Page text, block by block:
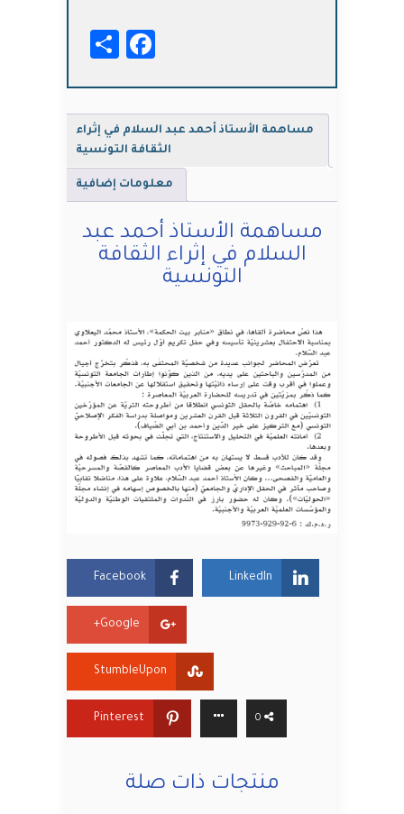
Facebook
مساهمة الأستاذ أحمد عبد السلام في إثراء
الثقافة التونسية
معلومات إضافية
مساهمة الأستاذ أحمد عبد
السلام في إثراء الثقافة
التونسية
Facebook LinkedIn
Google+
StumbleUpon
Pinterest 0
منتجات ذات صلة